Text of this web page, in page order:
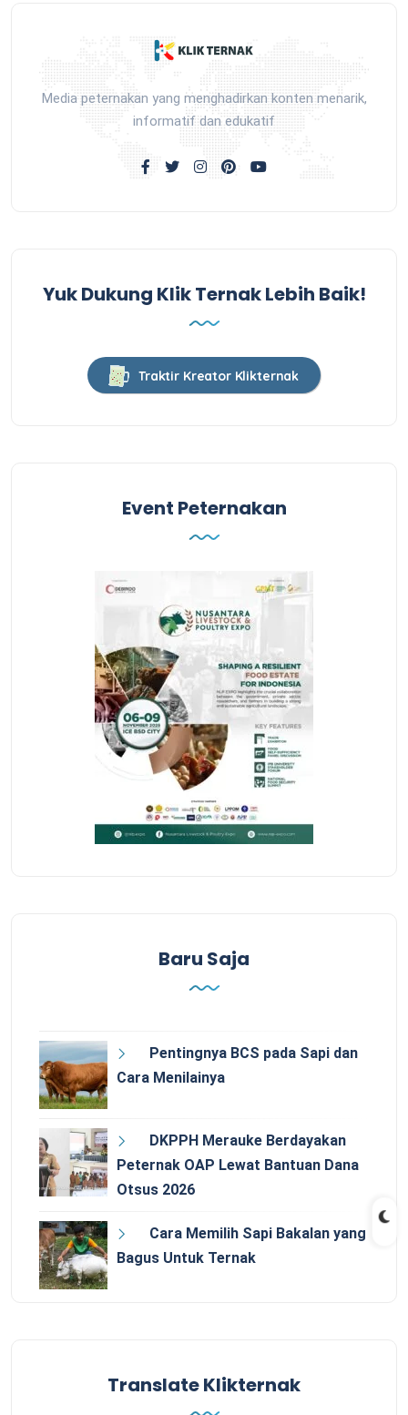
Media peternakan yang menghadirkan konten menarik,
informatif dan edukatif
Yuk Dukung Klik Ternak Lebih Baik!
Traktir Kreator Klikternak
Event Peternakan
Baru Saja
Pentingnya BCS pada Sapi dan
Cara Menilainya
DKPPH Merauke Berdayakan
Peternak OAP Lewat Bantuan Dana
Otsus 2026
Cara Memilih Sapi Bakalan yang
Bagus Untuk Ternak
Translate Klikternak